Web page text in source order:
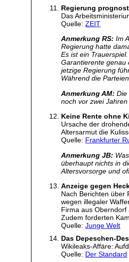
Regierung
Das
Quelle:ZEIT
Anmerkung RS: Im
Regierung hatte
Es ist ein
Garantierente genau
jetzige Regierung
Während die
Anmerkung AM: Die
noch vor zwei
Keine Rente ohne
Ursache der
Altersarmut die
Quelle: Frankfurter
Anmerkung JB:
überhaupt nichts in
Altersvorsorge und
Anzeige gegen
Nach Berichten über
wegen illegaler
Firma aus Oberndorf
Zudem forderten
Quelle:Junge Welt
Das Depeschen-
Wikileaks-Affäre:
Quelle: Der Standard